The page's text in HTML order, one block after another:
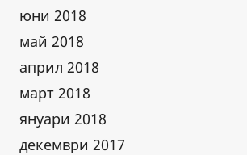
юни 2018
май 2018
април 2018
март 2018
януари 2018
декември 2017